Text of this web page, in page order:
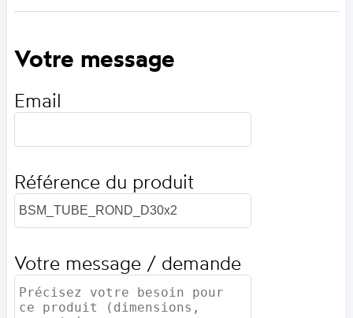
Votre message
Email
Référence du produit
Votre message / demande